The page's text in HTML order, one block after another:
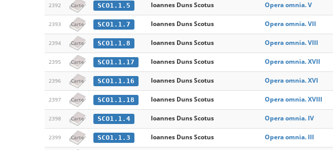
2392 Carte SCO1.1.5 Ioannes Duns Scotus Opera omnia. V
2393 Carte SCO1.1.7 Ioannes Duns Scotus Opera omnia. VII
2394 Carte SCO1.1.8 Ioannes Duns Scotus Opera omnia. VIII
2395 Carte SCO1.1.17 Ioannes Duns Scotus Opera omnia. XVII
2396 Carte SCO1.1.16 Ioannes Duns Scotus Opera omnia. XVI
2397 Carte SCO1.1.18 Ioannes Duns Scotus Opera omnia. XVIII
2398 Carte SCO1.1.4 Ioannes Duns Scotus Opera omnia. IV
2399 Carte SCO1.1.3 Ioannes Duns Scotus Opera omnia. III